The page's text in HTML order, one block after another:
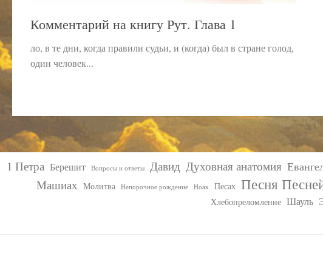
Комментарий на книгу Рут. Глава 1
ло, в те дни, когда правили судьи, и (когда) был в стране голод,
один человек...
1 Петра Берешит Вопросы и ответы Давид Духовная анатомия
Машиах Молитва Непорочное рождение Ноах Песах Песня
Хлебопреломление Шауль